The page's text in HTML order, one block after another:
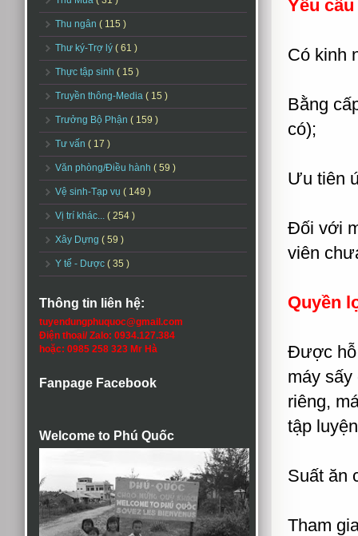
Thu ngân ( 115 )
Thư ký-Trợ lý ( 61 )
Thực tập sinh ( 15 )
Truyền thông-Media ( 15 )
Trưởng Bộ Phận ( 159 )
Tư vấn ( 17 )
Văn phòng/Điều hành ( 59 )
Vệ sinh-Tạp vụ ( 149 )
Vị trí khác... ( 254 )
Xây Dựng ( 59 )
Y tế - Dược ( 35 )
Thông tin liên hệ:
tuyendungphuquoc@gmail.com
Điện thoại/ Zalo: 0934.127.384
hoặc: 0985 258 323 Mr Hà
Fanpage Facebook
Welcome to Phú Quốc
Yêu
Có kinh
Bằng
có);
Ưu tiên
Đối với
viên
Quyền
Được hỗ
máy sấy
riêng,
tập
Suất ăn
Tham